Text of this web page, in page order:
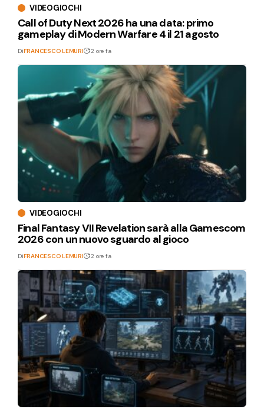
VIDEOGIOCHI
Call of Duty Next 2026 ha una data: primo
gameplay di Modern Warfare 4 il 21 agosto
DiFRANCESCO LEMURI 12 ore fa
VIDEOGIOCHI
Final Fantasy VII Revelation sarà alla Gamescom
2026 con un nuovo sguardo al gioco
DiFRANCESCO LEMURI 12 ore fa